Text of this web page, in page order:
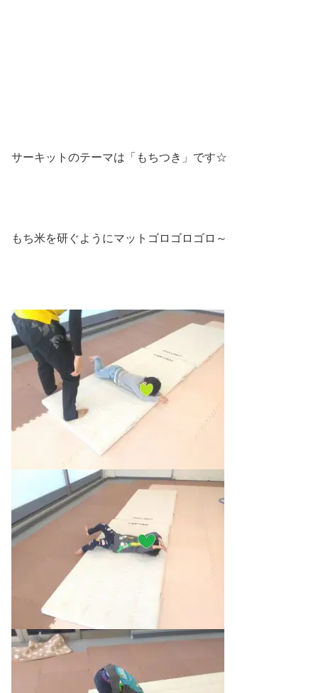
サーキットのテーマは「もちつき」です☆
もち米を研ぐようにマットゴロゴロゴロ～